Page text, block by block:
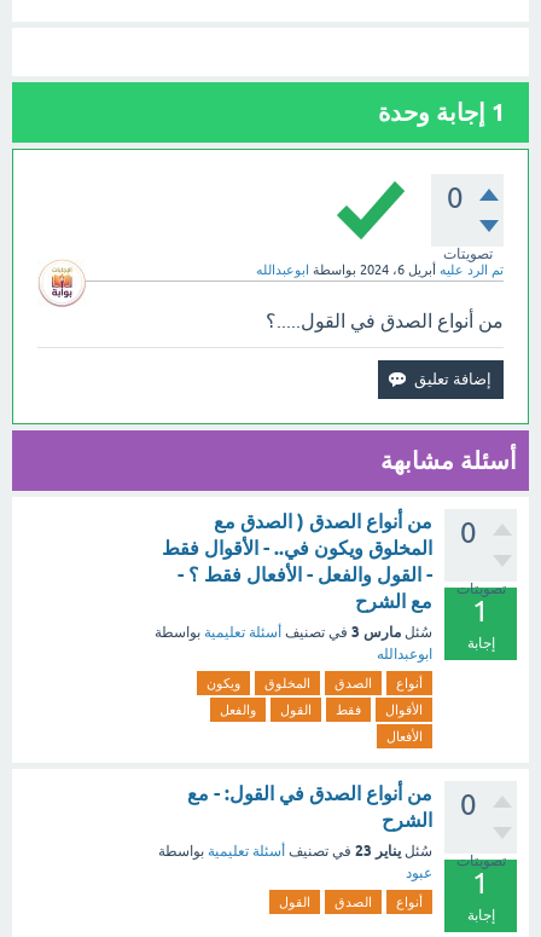
1 إجابة وحدة
0
تصويتات
تم الرد عليه أبريل 6، 2024 بواسطة ابوعبدالله
من أنواع الصدق في القول.....؟
أسئلة مشابهة
0
تصويتات
1
إجابة
من أنواع الصدق ( الصدق مع
المخلوق ويكون في.. - الأقوال فقط
- القول والفعل - الأفعال فقط ؟ -
مع الشرح
سُئل مارس 3 في تصنيف أسئلة تعليمية بواسطة
ابوعبدالله
أنواع الصدق المخلوق
ويكون
الأقوال
فقط القول
والفعل
الأفعال
0
تصويتات
1
إجابة
من أنواع الصدق في القول: - مع
الشرح
سُئل يناير 23 في تصنيف أسئلة تعليمية بواسطة
عبود
أنواع الصدق القول